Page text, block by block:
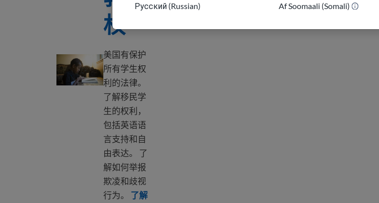
Русский (Russian) Af Soomaali (Somali)
教育法和教育权
权
美国有保护
所有学生权
利的法律。
了解移民学
生的权利，
包括英语语
言支持和自
由表达。 了
解如何举报
欺凌和歧视
行为。 了解